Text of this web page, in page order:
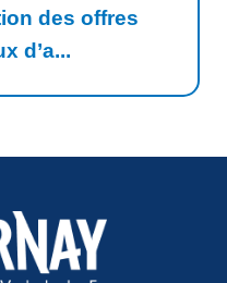
des offres
d’a...